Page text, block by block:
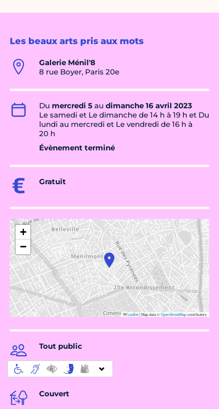
Les beaux arts pris aux mots
Galerie Ménil'8
8 rue Boyer, Paris 20e
Du mercredi 5 au dimanche 16 avril 2023
Le samedi et Le dimanche de 14 h à 19 h et Du
lundi au mercredi et Le vendredi de 16 h à
20 h
Évènement terminé
Gratuit
+
−
Leaflet|Map data ©OpenStreetMapcontributors
Tout public
Couvert